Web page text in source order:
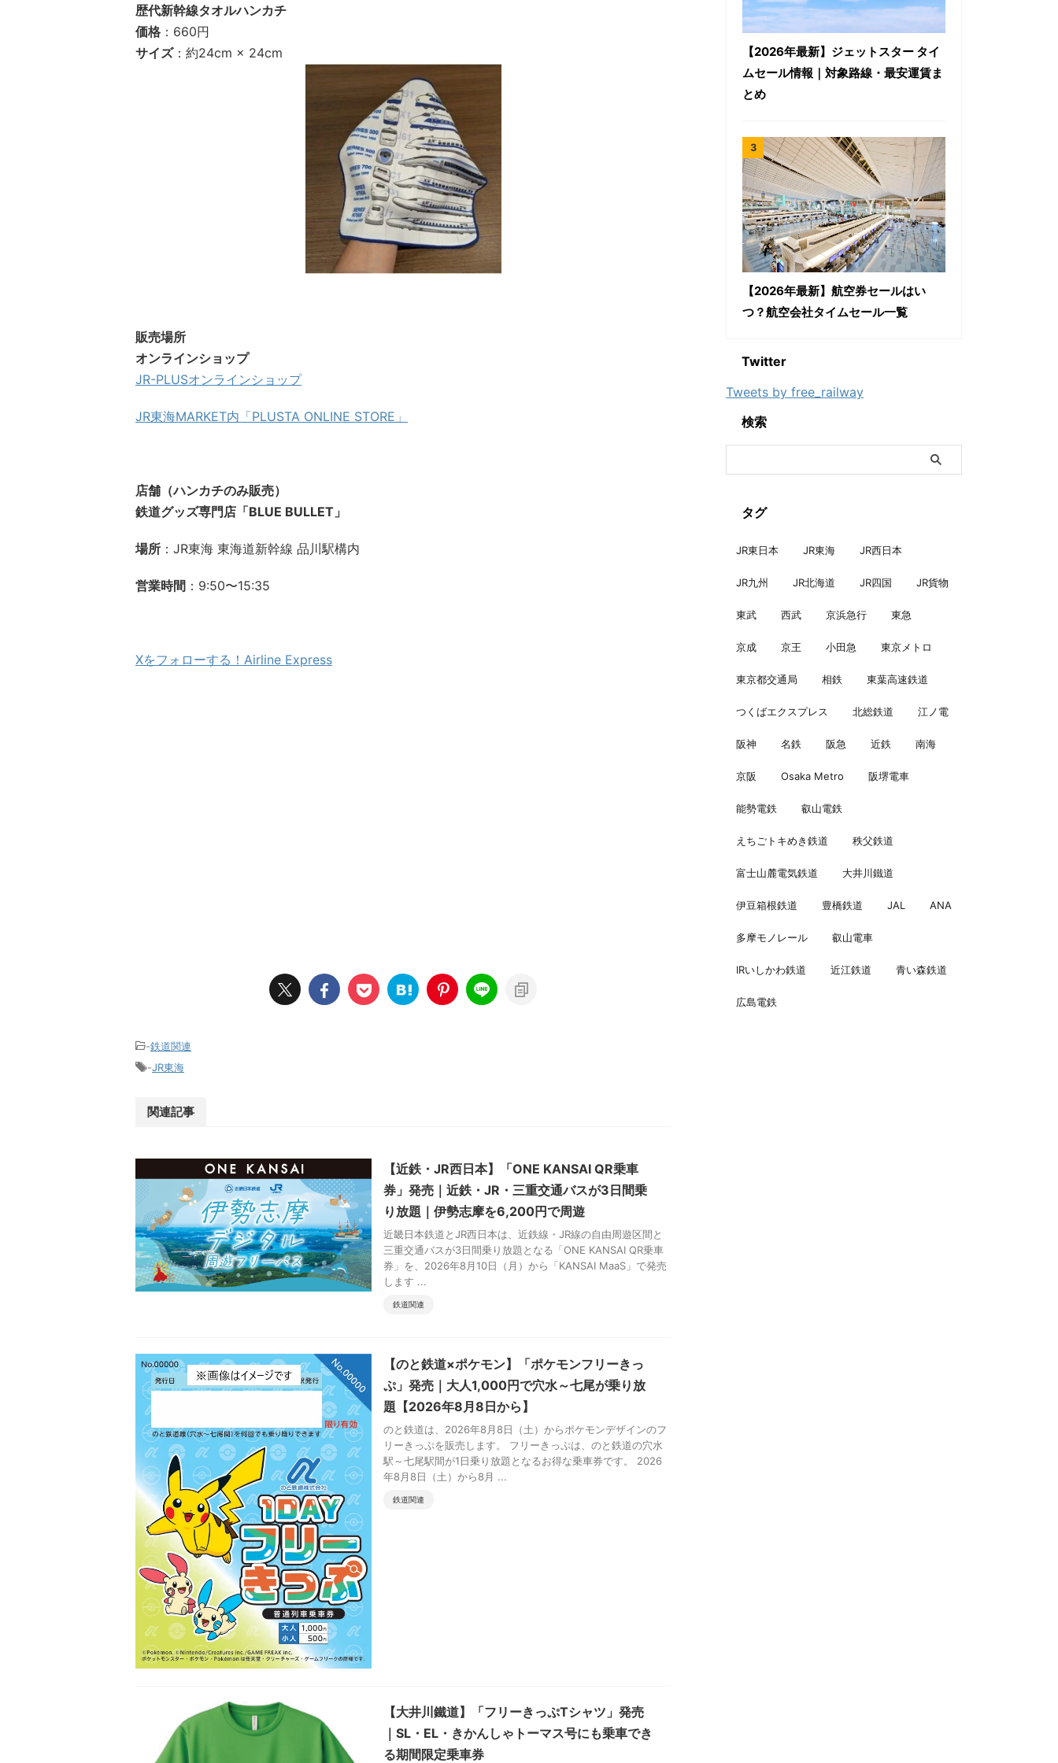
歴代新幹線タオルハンカチ
価格 ：660円
サイズ：約24cm × 24cm
販売場所
オンラインショップ
JR-PLUSオンラインショップ
JR東海MARKET内「PLUSTA ONLINE STORE」
店舗（ハンカチのみ販売）
鉄道グッズ専門店「BLUE BULLET」
場所 ：JR東海 東海道新幹線 品川駅構内
営業時間 ：9:50〜15:35
Xをフォローする！Airline Express
-鉄道関連
-JR東海
関連記事
【近鉄・JR西日本】「ONE KANSAI QR乗車
券」発売｜近鉄・JR・三重交通バスが3日間乗
り放題｜伊勢志摩を6,200円で周遊
近畿日本鉄道とJR西日本は、近鉄線・JR線の自由周遊区間と
三重交通バスが3日間乗り放題となる「ONE KANSAI QR乗車
券」を、2026年8月10日（月）から「KANSAI MaaS」で発売
します ...
鉄道関連
【のと鉄道×ポケモン】「ポケモンフリーきっ
ぷ」発売｜大人1,000円で穴水～七尾が乗り放
題【2026年8月8日から】
のと鉄道は、2026年8月8日（土）からポケモンデザインのフ
リーきっぷを販売します。 フリーきっぷは、のと鉄道の穴水
駅～七尾駅間が1日乗り放題となるお得な乗車券です。 2026
年8月8日（土）から8月 ...
鉄道関連
【大井川鐵道】「フリーきっぷTシャツ」発売
｜SL・EL・きかんしゃトーマス号にも乗車でき
る期間限定乗車券
【2026年最新】ジェットスター タイ
ムセール情報｜対象路線・最安運賃ま
とめ
【2026年最新】航空券セールはい
つ？航空会社タイムセール一覧
Twitter
Tweets by free_railway
検索
タグ
JR東日本 JR東海 JR西日本
JR九州 JR北海道 JR四国 JR貨物
東武 西武 京浜急行 東急
京成 京王 小田急 東京メトロ
東京都交通局 相鉄 東葉高速鉄道
つくばエクスプレス 北総鉄道 江ノ電
阪神 名鉄 阪急 近鉄 南海
京阪 Osaka Metro 阪堺電車
能勢電鉄 叡山電鉄
えちごトキめき鉄道 秩父鉄道
富士山麓電気鉄道 大井川鐵道
伊豆箱根鉄道 豊橋鉄道 JAL ANA
多摩モノレール 叡山電車
IRいしかわ鉄道 近江鉄道 青い森鉄道
広島電鉄